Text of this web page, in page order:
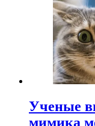
Ученые
мимика